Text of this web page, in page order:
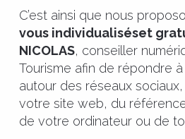
C’est ainsi que nous
vous individualiséset
NICOLAS, conseiller
Tourisme afin de répondre
autour des réseaux sociaux,
votre site web, du
de votre ordinateur ou de